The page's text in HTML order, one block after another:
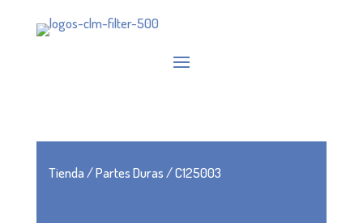
Tienda/Partes Duras/ C125003